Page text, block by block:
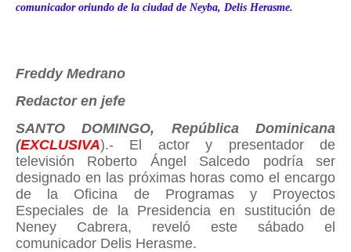
comunicador oriundo de la ciudad de Neyba, Delis Herasme.
Freddy Medrano
Redactor en jefe
SANTO DOMINGO, República Dominicana
(EXCLUSIVA).- El actor y presentador de
televisión Roberto Ángel Salcedo podría ser
designado en las próximas horas como el encargo
de la Oficina de Programas y Proyectos
Especiales de la Presidencia en sustitución de
Neney Cabrera, reveló este sábado el
comunicador Delis Herasme.